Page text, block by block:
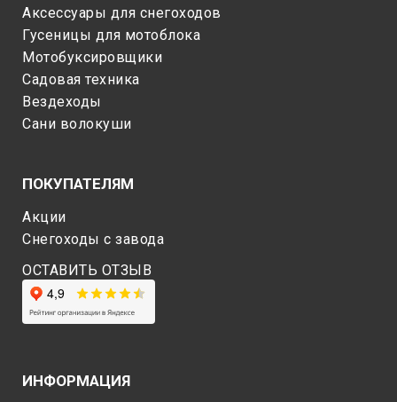
Аксессуары для снегоходов
Гусеницы для мотоблока
Мотобуксировщики
Садовая техника
Вездеходы
Сани волокуши
ПОКУПАТЕЛЯМ
Акции
Снегоходы c завода
ОСТАВИТЬ ОТЗЫВ
ИНФОРМАЦИЯ